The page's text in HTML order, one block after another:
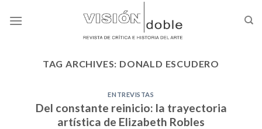
TAG ARCHIVES: DONALD ESCUDERO
ENTREVISTAS
Del constante reinicio: la trayectoria
artística de Elizabeth Robles